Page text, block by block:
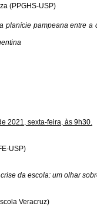
(PPGHS-USP)
planície pampeana entre a
2021, sexta-feira, às 9h30.
USP)
da escola: um olhar
Veracruz)